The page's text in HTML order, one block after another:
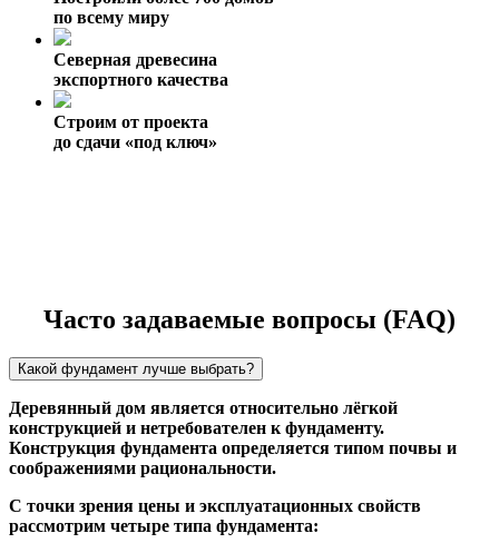
по всему миру
Северная древесина
экспортного качества
Строим от проекта
до сдачи «под ключ»
Часто задаваемые вопросы (FAQ)
Какой фундамент лучше выбрать?
Деревянный дом является относительно лёгкой
конструкцией и нетребователен к фундаменту.
Конструкция фундамента определяется типом почвы и
соображениями рациональности.
С точки зрения цены и эксплуатационных свойств
рассмотрим четыре типа фундамента: